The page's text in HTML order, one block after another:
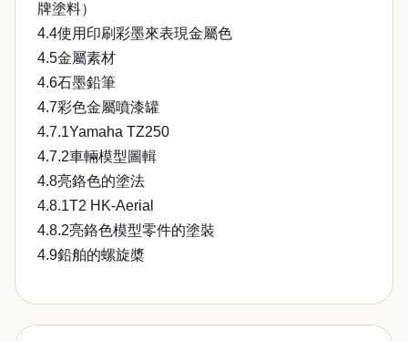
牌塗料）
4.4使用印刷彩墨來表現金屬色
4.5金屬素材
4.6石墨鉛筆
4.7彩色金屬噴漆罐
4.7.1Yamaha TZ250
4.7.2車輛模型圖輯
4.8亮鉻色的塗法
4.8.1T2 HK-Aerial
4.8.2亮鉻色模型零件的塗裝
4.9鉛舶的螺旋槳